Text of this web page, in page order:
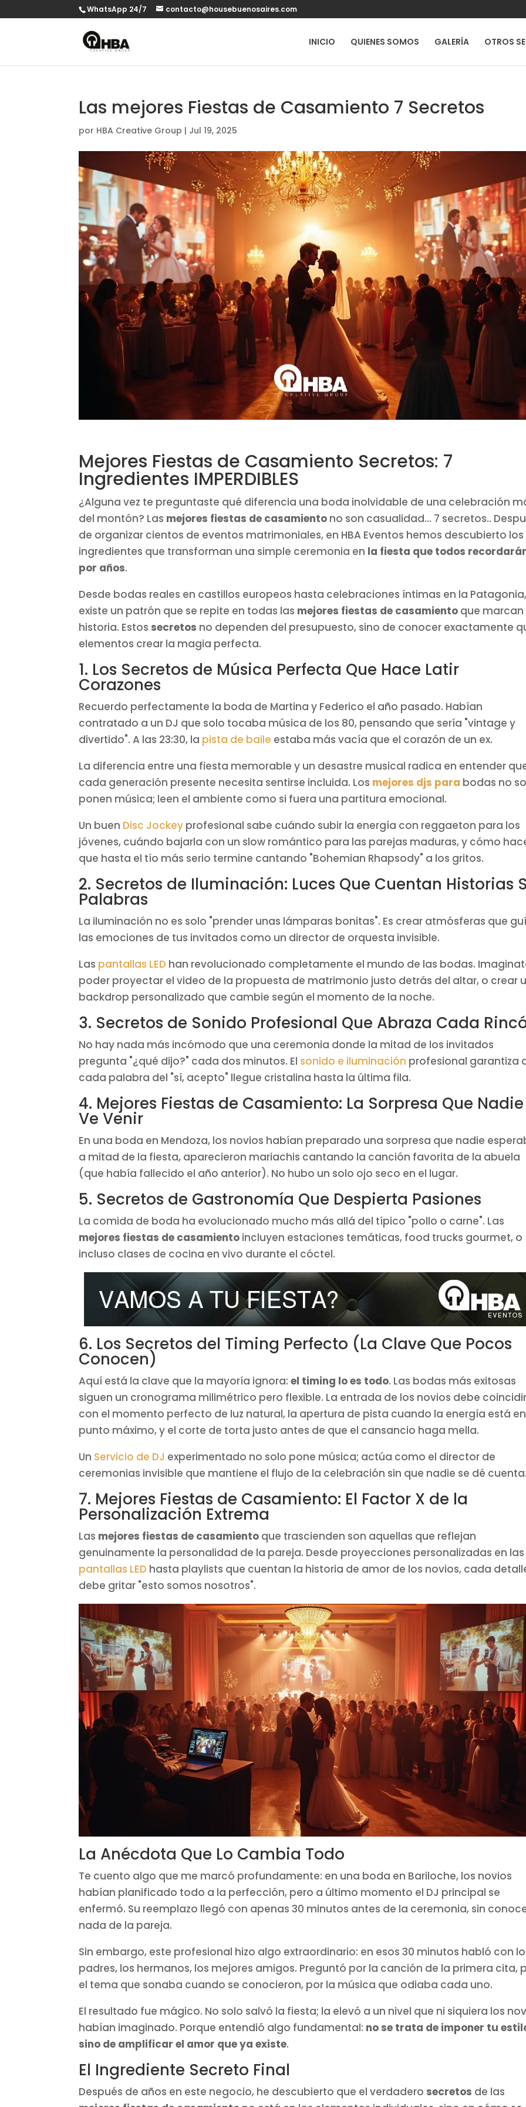
WhatsApp 24/7 contacto@housebuenosaires.com
INICIO QUIENES SOMOS GALERÍA OTROS
Las mejores Fiestas de Casamiento 7 Secretos
por HBA Creative Group | Jul 19, 2025
Mejores Fiestas de Casamiento Secretos: 7
Ingredientes IMPERDIBLES
¿Alguna vez te preguntaste qué diferencia una boda inolvidable de una celebración
del montón? Las mejores fiestas de casamiento no son casualidad... 7 secretos..
de organizar cientos de eventos matrimoniales, en HBA Eventos hemos descubierto los
ingredientes que transforman una simple ceremonia en la fiesta que todos
por años.
Desde bodas reales en castillos europeos hasta celebraciones íntimas en la Patagonia,
existe un patrón que se repite en todas las mejores fiestas de casamiento que marcan
historia. Estos secretos no dependen del presupuesto, sino de conocer exactamente
elementos crear la magia perfecta.
1. Los Secretos de Música Perfecta Que Hace Latir
Corazones
Recuerdo perfectamente la boda de Martina y Federico el año pasado. Habían
contratado a un DJ que solo tocaba música de los 80, pensando que sería "vintage y
divertido". A las 23:30, la pista de baile estaba más vacía que el corazón de un ex.
La diferencia entre una fiesta memorable y un desastre musical radica en entender
cada generación presente necesita sentirse incluida. Los mejores djs para bodas no
ponen música; leen el ambiente como si fuera una partitura emocional.
Un buen Disc Jockey profesional sabe cuándo subir la energía con reggaeton para los
jóvenes, cuándo bajarla con un slow romántico para las parejas maduras, y cómo
que hasta el tío más serio termine cantando "Bohemian Rhapsody" a los gritos.
2. Secretos de Iluminación: Luces Que Cuentan Historias
Palabras
La iluminación no es solo "prender unas lámparas bonitas". Es crear atmósferas que
las emociones de tus invitados como un director de orquesta invisible.
Las pantallas LED han revolucionado completamente el mundo de las bodas.
poder proyectar el video de la propuesta de matrimonio justo detrás del altar, o crear
backdrop personalizado que cambie según el momento de la noche.
3. Secretos de Sonido Profesional Que Abraza Cada
No hay nada más incómodo que una ceremonia donde la mitad de los invitados
pregunta "¿qué dijo?" cada dos minutos. El sonido e iluminación profesional garantiza
cada palabra del "sí, acepto" llegue cristalina hasta la última fila.
4. Mejores Fiestas de Casamiento: La Sorpresa Que Nadie
Ve Venir
En una boda en Mendoza, los novios habían preparado una sorpresa que nadie
a mitad de la fiesta, aparecieron mariachis cantando la canción favorita de la abuela
(que había fallecido el año anterior). No hubo un solo ojo seco en el lugar.
5. Secretos de Gastronomía Que Despierta Pasiones
La comida de boda ha evolucionado mucho más allá del típico "pollo o carne". Las
mejores fiestas de casamiento incluyen estaciones temáticas, food trucks gourmet, o
incluso clases de cocina en vivo durante el cóctel.
6. Los Secretos del Timing Perfecto (La Clave Que Pocos
Conocen)
Aquí está la clave que la mayoría ignora:el timing lo es todo. Las bodas más exitosas
siguen un cronograma milimétrico pero flexible. La entrada de los novios debe coincidir
con el momento perfecto de luz natural, la apertura de pista cuando la energía está
punto máximo, y el corte de torta justo antes de que el cansancio haga mella.
Un Servicio de DJ experimentado no solo pone música; actúa como el director de
ceremonias invisible que mantiene el flujo de la celebración sin que nadie se dé cuenta.
7. Mejores Fiestas de Casamiento: El Factor X de la
Personalización Extrema
Las mejores fiestas de casamiento que trascienden son aquellas que reflejan
genuinamente la personalidad de la pareja. Desde proyecciones personalizadas en las
pantallas LED hasta playlists que cuentan la historia de amor de los novios, cada
debe gritar "esto somos nosotros".
La Anécdota Que Lo Cambia Todo
Te cuento algo que me marcó profundamente: en una boda en Bariloche, los novios
habían planificado todo a la perfección, pero a último momento el DJ principal se
enfermó. Su reemplazo llegó con apenas 30 minutos antes de la ceremonia, sin
nada de la pareja.
Sin embargo, este profesional hizo algo extraordinario: en esos 30 minutos habló con
padres, los hermanos, los mejores amigos. Preguntó por la canción de la primera cita,
el tema que sonaba cuando se conocieron, por la música que odiaba cada uno.
El resultado fue mágico. No solo salvó la fiesta; la elevó a un nivel que ni siquiera los
habían imaginado. Porque entendió algo fundamental: no se trata de imponer tu
sino de amplificar el amor que ya existe.
El Ingrediente Secreto Final
Después de años en este negocio, he descubierto que el verdadero secretos de las